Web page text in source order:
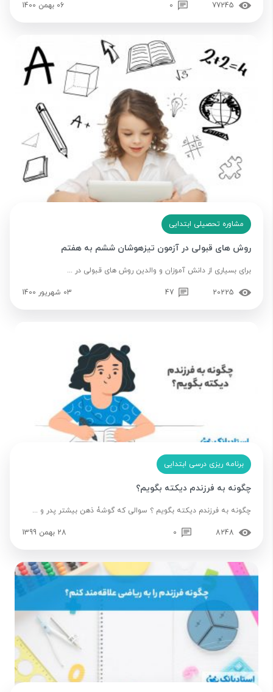
77245
0 06 بهمن 1400
مشاوره تحصیلی ابتدایی
روش های قبولی در آزمون تیزهوشان ششم به هفتم
برای بسیاری از دانش آموزان و والدین روش های قبولی در ...
20225
47 03 شهریور 1400
برنامه ریزی درسی ابتدایی
چگونه به فرزندم دیکته بگویم؟
چگونه به فرزندم دیکته بگویم ؟ سوالی که گوشۀ ذهن بیشتر پدر و ...
8248
0 28 بهمن 1399